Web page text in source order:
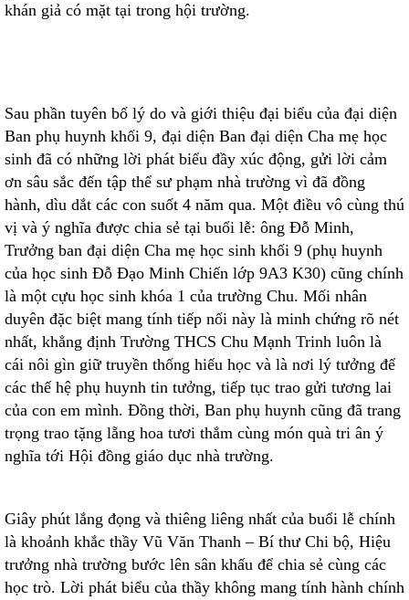
khán giả có mặt tại trong hội trường.
Sau phần tuyên bố lý do và giới thiệu đại biểu của đại diện
Ban phụ huynh khối 9, đại diện Ban đại diện Cha mẹ học
sinh đã có những lời phát biểu đầy xúc động, gửi lời cảm
ơn sâu sắc đến tập thể sư phạm nhà trường vì đã đồng
hành, dìu dắt các con suốt 4 năm qua. Một điều vô cùng thú
vị và ý nghĩa được chia sẻ tại buổi lễ: ông Đỗ Minh,
Trưởng ban đại diện Cha mẹ học sinh khối 9 (phụ huynh
của học sinh Đỗ Đạo Minh Chiến lớp 9A3 K30) cũng chính
là một cựu học sinh khóa 1 của trường Chu. Mối nhân
duyên đặc biệt mang tính tiếp nối này là minh chứng rõ nét
nhất, khẳng định Trường THCS Chu Mạnh Trinh luôn là
cái nôi gìn giữ truyền thống hiếu học và là nơi lý tưởng để
các thế hệ phụ huynh tin tưởng, tiếp tục trao gửi tương lai
của con em mình. Đồng thời, Ban phụ huynh cũng đã trang
trọng trao tặng lẵng hoa tươi thắm cùng món quà tri ân ý
nghĩa tới Hội đồng giáo dục nhà trường.
Giây phút lắng đọng và thiêng liêng nhất của buổi lễ chính
là khoảnh khắc thầy Vũ Văn Thanh – Bí thư Chi bộ, Hiệu
trưởng nhà trường bước lên sân khấu để chia sẻ cùng các
học trò. Lời phát biểu của thầy không mang tính hành chính